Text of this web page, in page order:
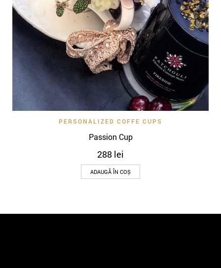
PERSONALIZED COFFE CUPS
Passion Cup
288 lei
ADAUGĂ ÎN COȘ